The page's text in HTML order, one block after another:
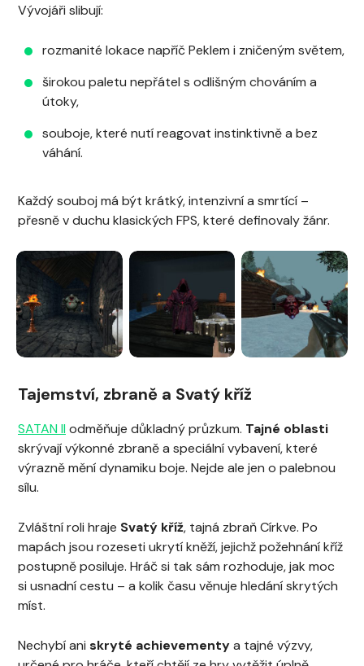
Vývojáři slibují:
rozmanité lokace napříč Peklem i zničeným světem,
širokou paletu nepřátel s odlišným chováním a
útoky,
souboje, které nutí reagovat instinktivně a bez
váhání.
Každý souboj má být krátký, intenzivní a smrtící –
přesně v duchu klasických FPS, které definovaly žánr.
Tajemství, zbraně a Svatý kříž
SATAN IIodměňuje důkladný průzkum. Tajné oblasti
skrývají výkonné zbraně a speciální vybavení, které
výrazně mění dynamiku boje. Nejde ale jen o palebnou
sílu.
Zvláštní roli hraje Svatý kříž, tajná zbraň Církve. Po
mapách jsou rozeseti ukrytí kněží, jejichž požehnání kříž
postupně posiluje. Hráč si tak sám rozhoduje, jak moc
si usnadní cestu – a kolik času věnuje hledání skrytých
míst.
Nechybí ani skryté achievementya tajné výzvy,